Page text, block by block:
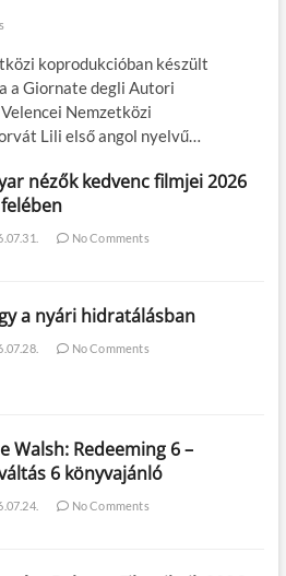
koprodukcióban készült
a Giornate degli Autori
Nemzetközi
Lili első angol nyelvű…
nézők kedvenc filmjei 2026
No Comments
a nyári hidratálásban
No Comments
Walsh: Redeeming 6 –
6 könyvajánló
No Comments